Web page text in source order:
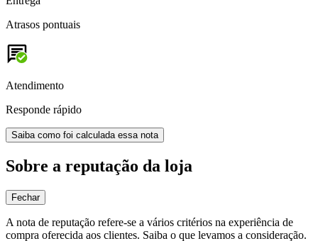
Atrasos pontuais
Atendimento
Responde rápido
Saiba como foi calculada essa nota
Sobre a reputação da loja
Fechar
A nota de reputação refere-se a vários critérios na experiência de
compra oferecida aos clientes. Saiba o que levamos a consideração.